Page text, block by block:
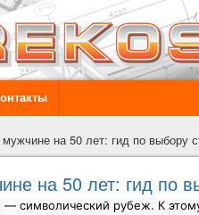
на 50 лет: гид по выбору
на 50 лет: гид по
символический рубеж. К